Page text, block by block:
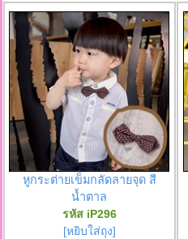
หูกระต่ายเข็มกลัดลายจุด สี
น้ำตาล
รหัส iP296
[หยิบใส่ถุง]